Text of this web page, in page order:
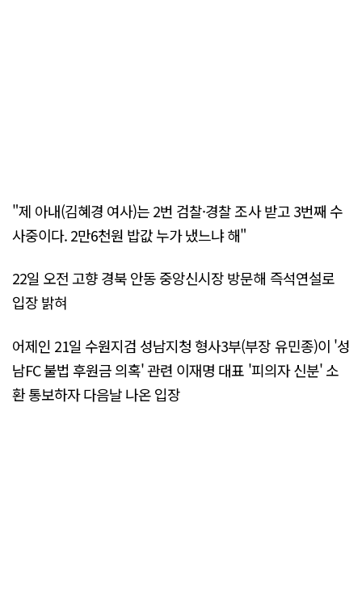
"제 아내(김혜경 여사)는 2번 검찰·경찰 조사 받고 3번째 수
사중이다. 2만6천원 밥값 누가 냈느냐 해"
22일 오전 고향 경북 안동 중앙신시장 방문해 즉석연설로
입장 밝혀
어제인 21일 수원지검 성남지청 형사3부(부장 유민종)이 '성
남FC 불법 후원금 의혹' 관련 이재명 대표 '피의자 신분' 소
환 통보하자 다음날 나온 입장